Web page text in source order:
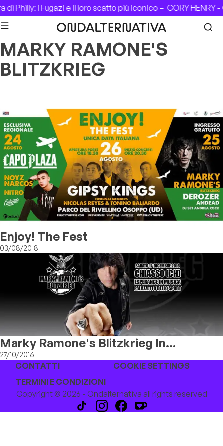
Skip to content
Philly: i Fugazi e il loro scatto più iconico – CORY HENRY
MARKY RAMONE'S
BLITZKRIEG
Enjoy! The Fest
03/08/2018
Marky Ramone's Blitzkrieg In
Concerto
27/10/2016
CONTATTI
COOKIE SETTINGS
TERMINI E CONDIZIONI
Copyright © 2026 - Ondalternativa all rights reserved